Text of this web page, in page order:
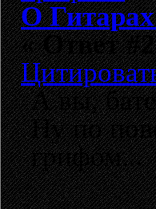
О
«Ответ
А вы,
Ну по
грифом...